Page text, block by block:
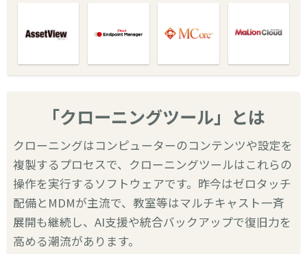
「クローニングツール」とは
クローニングはコンピューターのコンテンツや設定を
複製するプロセスで、クローニングツールはこれらの
操作を実行するソフトウェアです。昨今はゼロタッチ
配備とMDMが主流で、教室等はマルチキャスト一斉
展開も継続し、AI支援や統合バックアップで復旧力を
高める潮流があります。